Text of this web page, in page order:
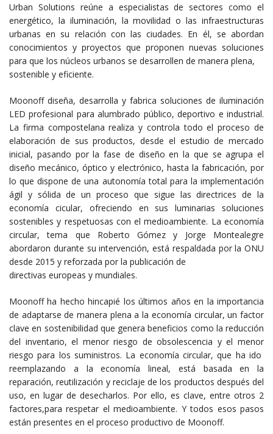
Urban Solutions reúne a especialistas de sectores como el
energético, la iluminación, la movilidad o las infraestructuras
urbanas en su relación con las ciudades. En él, se abordan
conocimientos y proyectos que proponen nuevas soluciones
para que los núcleos urbanos se desarrollen de manera plena,
sostenible y eficiente.
Moonoff diseña, desarrolla y fabrica soluciones de iluminación
LED profesional para alumbrado público, deportivo e industrial.
La firma compostelana realiza y controla todo el proceso de
elaboración de sus productos, desde el estudio de mercado
inicial, pasando por la fase de diseño en la que se agrupa el
diseño mecánico, óptico y electrónico, hasta la fabricación, por
lo que dispone de una autonomía total para la implementación
ágil y sólida de un proceso que sigue las directrices de la
economía cicular, ofreciendo en sus luminarias soluciones
sostenibles y respetuosas con el medioambiente. La economía
circular, tema que Roberto Gómez y Jorge Montealegre
abordaron durante su intervención, está respaldada por la ONU
desde 2015 y reforzada por la publicación de
directivas europeas y mundiales.
Moonoff ha hecho hincapié los últimos años en la importancia
de adaptarse de manera plena a la economía circular, un factor
clave en sostenibilidad que genera beneficios como la reducción
del inventario, el menor riesgo de obsolescencia y el menor
riesgo para los suministros. La economía circular, que ha ido
reemplazando a la economía lineal, está basada en la
reparación, reutilización y reciclaje de los productos después del
uso, en lugar de desecharlos. Por ello, es clave, entre otros 2
factores,para respetar el medioambiente. Y todos esos pasos
están presentes en el proceso productivo de Moonoff.